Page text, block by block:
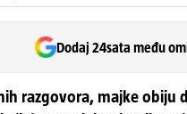
Dodaj 24sata među
razgovora, majke obiju